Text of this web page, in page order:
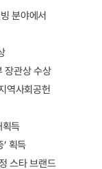
분야에서
장관상 수상
역사회공헌
획득
획득
스타 브랜드